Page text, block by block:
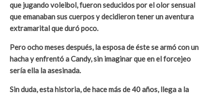
que jugando voleibol, fueron seducidos por el olor sensual
que emanaban sus cuerpos y decidieron tener un aventura
extramarital que duró poco.
Pero ocho meses después, la esposa de éste se armó con un
hacha y enfrentó a Candy, sin imaginar que en el forcejeo
sería ella la asesinada.
Sin duda, esta historia, de hace más de 40 años, llega a la